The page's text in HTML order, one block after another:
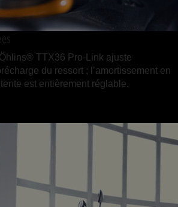
Öhlins® TTX36 Pro-Link ajuste
du ressort ; l’amortissement en
est entièrement réglable.